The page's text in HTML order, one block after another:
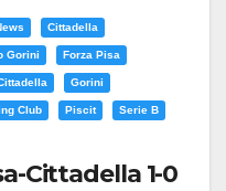
Cittadella
Gorini Forza Pisa
Gorini
Club Piscit Serie B
Cittadella 1-0